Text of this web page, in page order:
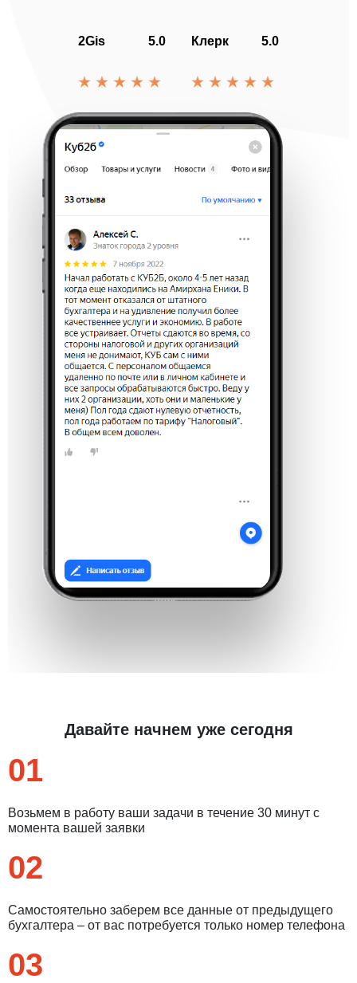
2Gis 5.0 Клерк 5.0
Давайте начнем уже сегодня
01
Возьмем в работу ваши задачи в течение 30 минут с
момента вашей заявки
02
Самостоятельно заберем все данные от предыдущего
бухгалтера – от вас потребуется только номер телефона
03